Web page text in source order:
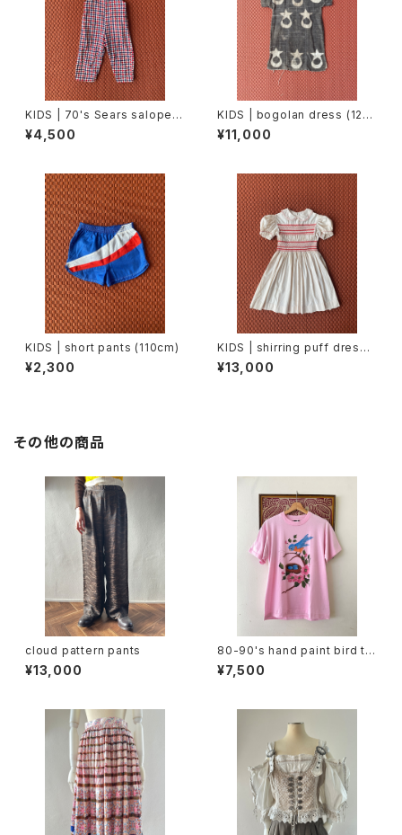
KIDS | 70's Sears salopett
e (90cm)
¥4,500
KIDS | bogolan dress (120
cm)
¥11,000
KIDS | short pants (110cm)
¥2,300
KIDS | shirring puff dress
(2〜3歳)
¥13,000
その他の商品
cloud pattern pants
¥13,000
80-90's hand paint bird te
e
¥7,500